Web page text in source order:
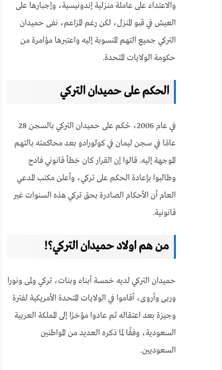
والاعتداء على عاملة منزلية إندونيسية، وإجبارها على
العيش في قبو المنزل، لكن رغم المزاعم، نفى حميدان
التركي جميع التهم المنسوبة إليه واعتبرها مؤامرة من
حكومة الولايات المتحدة.
الحكم على حميدان التركي
في عام 2006، حُكم على حميدان التركي بالسجن 28
عامًا في سجن ليمان في كولورادو بعد محاكمته بالتهم
الموجهة إليه. قالوا إن القرار كان خطأ قانوني فادح
وطالبوا بإعادة الحكم على تركي، وأعلن مكتب المدعي
العام أن الأحكام الصادرة بحق تركي هذه السنوات غير
قانونية.
من هم اولاد حميدان التركي؟!
حميدان التركي لديه خمسة أبناء وبنات، تركي ولمى ونورا
وربى وأروى، أقاموا في الولايات المتحدة الأمريكية لفترة
وجيزة بعد اعتقاله ثم عادوا مؤخرًا إلى المملكة العربية
السعودية، وفقًا لما ذكره العديد من المواطنين
السعوديين.